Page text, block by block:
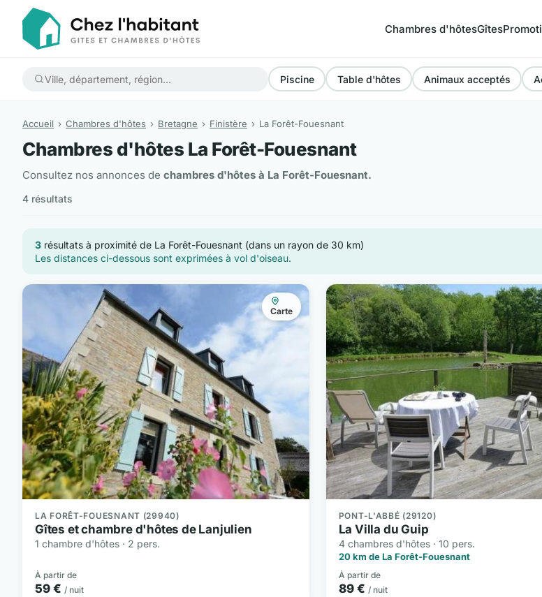
Chambres d'hôtesGîtes
Piscine Table d'hôtes Animaux acceptés
Accueil Chambres d'hôtes Bretagne Finistère La Forêt-Fouesnant
Chambres d'hôtes La Forêt-Fouesnant
Consultez nos annonces de chambres d'hôtes à La Forêt-Fouesnant.
4 résultats
3 résultats à proximité de La Forêt-Fouesnant (dans un rayon de 30 km)
Les distances ci-dessous sont exprimées à vol d'oiseau.
Carte
LA FORÊT-FOUESNANT (29940)
Gîtes et chambre d'hôtes de Lanjulien
1 chambre d'hôtes · 2 pers.
À partir de
59 € / nuit
PONT-L'ABBÉ (29120)
La Villa du Guip
4 chambres d'hôtes · 10 pers.
20 km de La Forêt-Fouesnant
À partir de
89 € / nuit